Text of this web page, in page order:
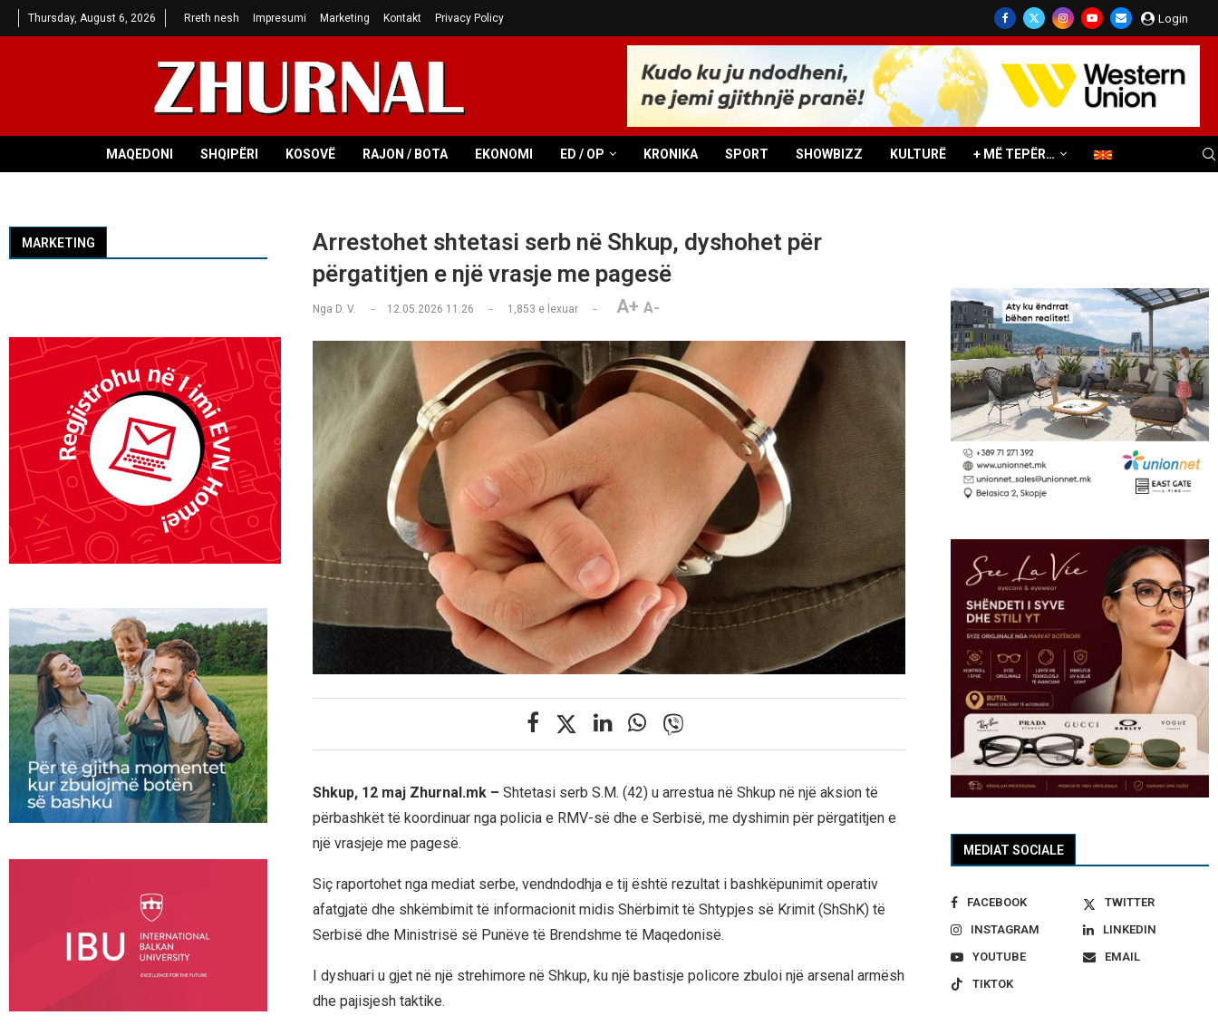
Thursday, August 6, 2026 Rreth nesh Impresumi Marketing Kontakt Privacy Policy Login
MAQEDONI SHQIPËRI KOSOVË RAJON / BOTA EKONOMI ED / OP KRONIKA SPORT SHOWBIZZ KULTURË + MË TEPËR…
Arrestohet shtetasi serb në Shkup, dyshohet për
përgatitjen e një vrasje me pagesë
Nga D. V. 12.05.2026 11:26 1,853 e lexuar A+ A-
Shkup, 12 maj Zhurnal.mk – Shtetasi serb S.M. (42) u arrestua në Shkup në një aksion të
përbashkët të koordinuar nga policia e RMV-së dhe e Serbisë, me dyshimin për përgatitjen e
një vrasjeje me pagesë.
Siç raportohet nga mediat serbe, vendndodhja e tij është rezultat i bashkëpunimit operativ
afatgjatë dhe shkëmbimit të informacionit midis Shërbimit të Shtypjes së Krimit (ShShK) të
Serbisë dhe Ministrisë së Punëve të Brendshme të Maqedonisë.
I dyshuari u gjet në një strehimore në Shkup, ku një bastisje policore zbuloi një arsenal armësh
dhe pajisjesh taktike.
MEDIAT SOCIALE
FACEBOOK
TWITTER
INSTAGRAM
LINKEDIN
YOUTUBE
EMAIL
TIKTOK
MARKETING